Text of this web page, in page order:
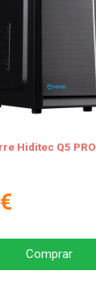
Hiditec Q5 PRO
Comprar